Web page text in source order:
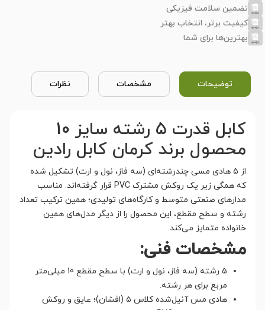
تضمین سلامت فیزیکی
کیفیت برتر، انتخاب بهتر
بهترین‌ها برای شما
توضیحات مشخصات نظرات
کابل قدرت 5 رشته سایز 10
محصول برند کرمان کابل رادین
از 5 هادی مسی چندرشته‌ای (سه فاز، نول و ارت) تشکیل شده
که همگی زیر یک روکش مشترک PVC قرار گرفته‌اند. مناسب
مدارهای صنعتی متوسط و کارگاه‌های تولیدی؛ همین ترکیب تعداد
رشته و سطح مقطع، این محصول را از دیگر مدل‌های همین
خانواده متمایز می‌کند.
مشخصات فنی:
5 رشته (سه فاز، نول و ارت) با سطح مقطع 10 میلی‌متر
مربع برای هر رشته.
هادی مس آنیل‌شده کلاس ۵ (افشان)؛ عایق و روکش